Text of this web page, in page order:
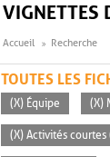
VIGNETTES
Accueil Recherche
TOUTES LES
(X) Équipe (X)
(X) Activités